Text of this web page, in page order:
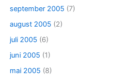
september 2005 (7)
august 2005 (2)
juli 2005 (6)
juni 2005 (1)
mai 2005 (8)